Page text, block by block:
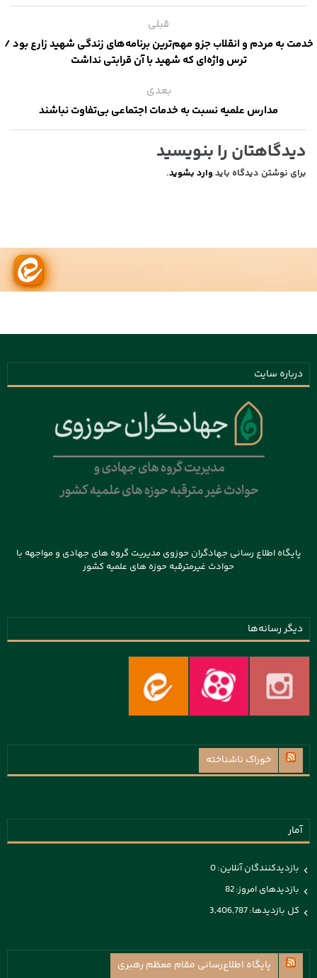
قبلی
خدمت به مردم و انقلاب جزو مهم‌ترین برنامه‌های زندگی شهید زارع بود /
ترس واژه‌ای که شهید با آن قرابتی نداشت
بعدی
مدارس علمیه نسبت به خدمات اجتماعی بی‌تفاوت نباشند
دیدگاهتان را بنویسید
برای نوشتن دیدگاه باید وارد بشوید.
درباره سایت
پایگاه اطلاع رسانی جهادگران حوزوی مدیریت گروه های جهادی و مواجهه با
حوادث غیرمترقبه حوزه های علمیه کشور
دیگر رسانه‌ها
خوراک ناشناخته
آمار
بازدیدکنندگان آنلاین:0
بازدیدهای امروز:82
کل بازدیدها:3,406,787
پايگاه اطلاع‌رسانی مقام معظم رهبری